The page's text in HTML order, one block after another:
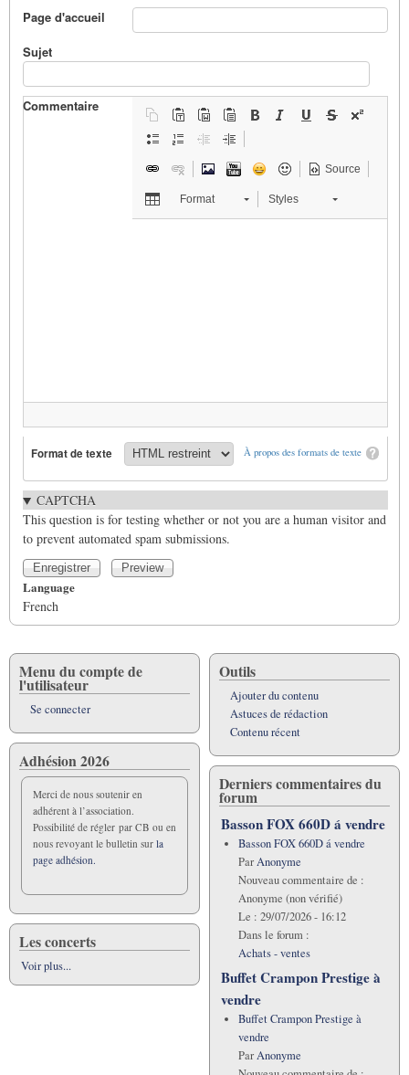
Page d'accueil
Sujet
Commentaire
Source
Format Styles
À propos des formats de texte
Format de texte
CAPTCHA
This question is for testing whether or not you are a human visitor and
to prevent automated spam submissions.
Language
French
Menu du compte de
l'utilisateur
Se connecter
Adhésion 2026
Merci de nous soutenir en
adhérent à l’association.
Possibilité de régler par CB ou en
nous revoyant le bulletin sur la
page adhésion.
Les concerts
Voir plus...
Outils
Ajouter du contenu
Astuces de rédaction
Contenu récent
Derniers commentaires du
forum
Basson FOX 660D á vendre
Basson FOX 660D á vendre
ParAnonyme
Nouveau commentaire de :
Anonyme (non vérifié)
Le : 29/07/2026 - 16:12
Dans le forum :
Achats - ventes
Buffet Crampon Prestige à
vendre
Buffet Crampon Prestige à
vendre
ParAnonyme